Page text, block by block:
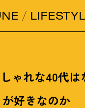
ゃれな40代は
好きなのか